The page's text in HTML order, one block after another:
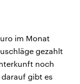
im Monat
gezahlt
noch
gibt es